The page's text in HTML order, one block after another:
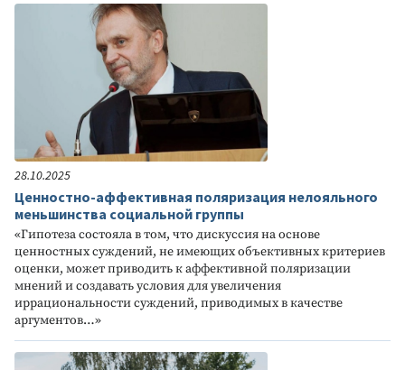
28.10.2025
Ценностно-аффективная поляризация нелояльного
меньшинства социальной группы
«Гипотеза состояла в том, что дискуссия на основе
ценностных суждений, не имеющих объективных критериев
оценки, может приводить к аффективной поляризации
мнений и создавать условия для увеличения
иррациональности суждений, приводимых в качестве
аргументов…»